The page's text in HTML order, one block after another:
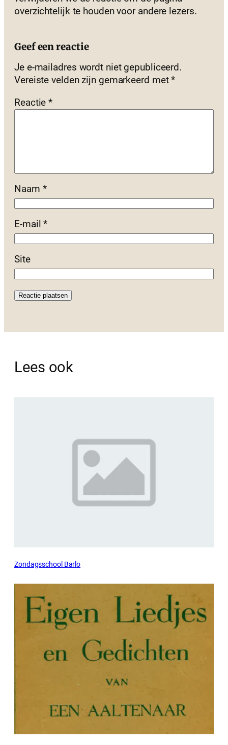
overzichtelijk te houden voor andere lezers.
Geef een reactie
Je e-mailadres wordt niet gepubliceerd.
Vereiste velden zijn gemarkeerd met*
Reactie*
Naam *
E-mail*
Site
Lees ook
Zondagsschool Barlo